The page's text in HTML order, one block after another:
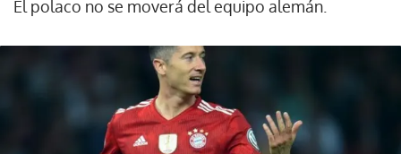
El polaco no se moverá del equipo alemán.